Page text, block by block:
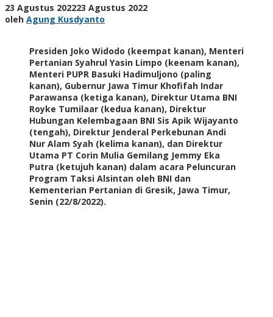
23 Agustus 202223 Agustus 2022oleh
oleh Agung Kusdyanto
Presiden Joko Widodo (keempat kanan), Menteri
Pertanian Syahrul Yasin Limpo (keenam kanan),
Menteri PUPR Basuki Hadimuljono (paling
kanan), Gubernur Jawa Timur Khofifah Indar
Parawansa (ketiga kanan), Direktur Utama BNI
Royke Tumilaar (kedua kanan), Direktur
Hubungan Kelembagaan BNI Sis Apik Wijayanto
(tengah), Direktur Jenderal Perkebunan Andi
Nur Alam Syah (kelima kanan), dan Direktur
Utama PT Corin Mulia Gemilang Jemmy Eka
Putra (ketujuh kanan) dalam acara Peluncuran
Program Taksi Alsintan oleh BNI dan
Kementerian Pertanian di Gresik, Jawa Timur,
Senin (22/8/2022).